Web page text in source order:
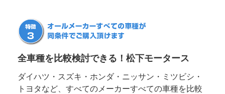
全車種を比較検討できる！松下モータース
ダイハツ・スズキ・ホンダ・ニッサン・ミツビシ・
トヨタなど、すべてのメーカーすべての車種を比較